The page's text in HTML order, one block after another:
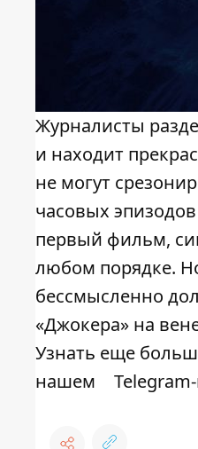
Журналисты
и находит
не могут
часовых
первый фильм,
любом порядке.
бессмысленно
«Джокера» на
Узнать еще
нашем